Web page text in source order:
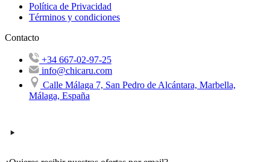
Política de Privacidad
Términos y condiciones
Contacto
+34 667-02-97-25
info@chicaru.com
Calle Málaga 7, San Pedro de Alcántara, Marbella,
Málaga, España